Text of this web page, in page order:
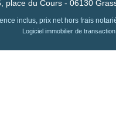
place du Cours - 06130
inclus, prix net hors frais
Logiciel immobilier de